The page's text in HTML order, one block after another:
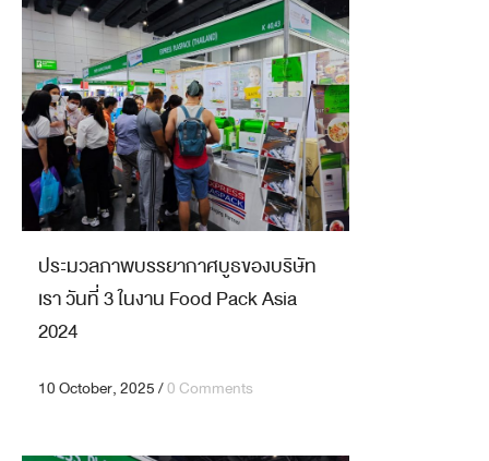
ประมวลภาพบรรยากาศบูธของบริษัท
เรา วันที่ 3 ในงาน Food Pack Asia
2024
10 October, 2025/0 Comments